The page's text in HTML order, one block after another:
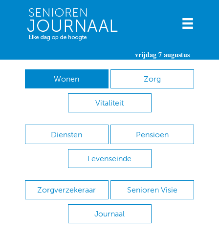
vrijdag 7 augustus
Wonen Zorg
Vitaliteit
Diensten Pensioen
Levenseinde
Zorgverzekeraar Senioren Visie
Journaal